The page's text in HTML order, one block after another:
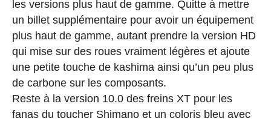
les versions plus haut de gamme. Quitte à mettre
un billet supplémentaire pour avoir un équipement
plus haut de gamme, autant prendre la version HD
qui mise sur des roues vraiment légères et ajoute
une petite touche de kashima ainsi qu’un peu plus
de carbone sur les composants.
Reste à la version 10.0 des freins XT pour les
fanas du toucher Shimano et un coloris bleu avec